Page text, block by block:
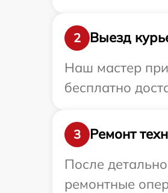
2
Выезд
Наш мастер
бесплатно
3
Ремонт
После
ремонтные